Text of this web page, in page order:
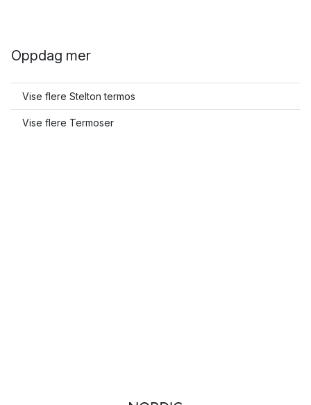
Oppdag mer
Vise flere Stelton termos
Vise flere Termoser